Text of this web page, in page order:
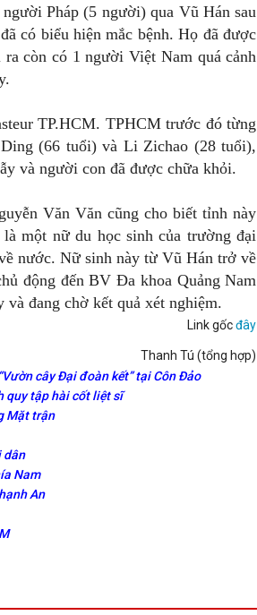
Pháp (5 người) qua Vũ Hán sau
có biểu hiện mắc bệnh. Họ đã được
còn có 1 người Việt Nam quá cảnh
TP.HCM. TPHCM trước đó từng
(66 tuổi) và Li Zichao (28 tuổi),
và người con đã được chữa khỏi.
Văn Văn cũng cho biết tỉnh này
một nữ du học sinh của trường đại
nước. Nữ sinh này từ Vũ Hán trở về
động đến BV Đa khoa Quảng Nam
đang chờ kết quả xét nghiệm.
Link gốcđây
Thanh Tú (tổng hợp)
cây Đại đoàn kết” tại Côn Đảo
quy tập hài cốt liệt sĩ
Mặt trận
dân
Nam
An